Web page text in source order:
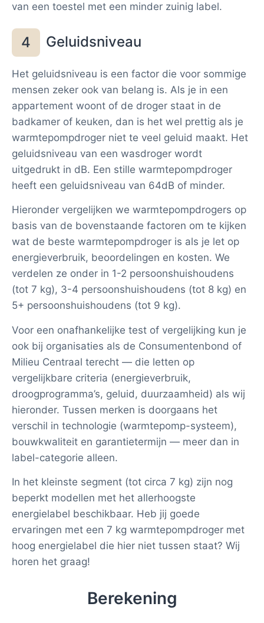
van een toestel met een minder zuinig label.
4 Geluidsniveau
Het geluidsniveau is een factor die voor sommige
mensen zeker ook van belang is. Als je in een
appartement woont of de droger staat in de
badkamer of keuken, dan is het wel prettig als je
warmtepompdroger niet te veel geluid maakt. Het
geluidsniveau van een wasdroger wordt
uitgedrukt in dB. Een stille warmtepompdroger
heeft een geluidsniveau van 64dB of minder.
Hieronder vergelijken we warmtepompdrogers op
basis van de bovenstaande factoren om te kijken
wat de beste warmtepompdroger is als je let op
energieverbruik, beoordelingen en kosten. We
verdelen ze onder in 1-2 persoonshuishoudens
(tot 7 kg), 3-4 persoonshuishoudens (tot 8 kg) en
5+ persoonshuishoudens (tot 9 kg).
Voor een onafhankelijke test of vergelijking kun je
ook bij organisaties als de Consumentenbond of
Milieu Centraal terecht — die letten op
vergelijkbare criteria (energieverbruik,
droogprogramma’s, geluid, duurzaamheid) als wij
hieronder. Tussen merken is doorgaans het
verschil in technologie (warmtepomp-systeem),
bouwkwaliteit en garantietermijn — meer dan in
label-categorie alleen.
In het kleinste segment (tot circa 7 kg) zijn nog
beperkt modellen met het allerhoogste
energielabel beschikbaar. Heb jij goede
ervaringen met een 7 kg warmtepompdroger met
hoog energielabel die hier niet tussen staat? Wij
horen het graag!
Berekening